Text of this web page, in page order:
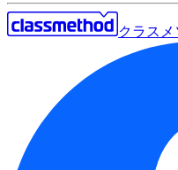
クラス